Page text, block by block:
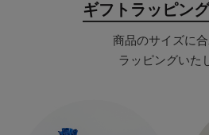
ギフトラッピン
商品のサイズに
ラッピングいた